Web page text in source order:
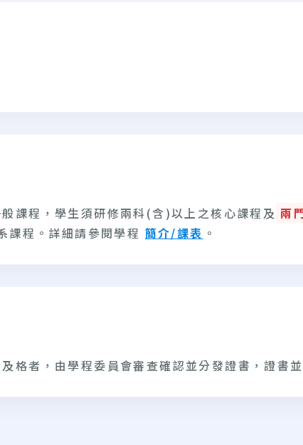
課程，學生須研修兩科(含)以上之核心課程及 兩
課程。詳細請參閱學程 簡介/課表 。
格者，由學程委員會審查確認並分發證書，證書